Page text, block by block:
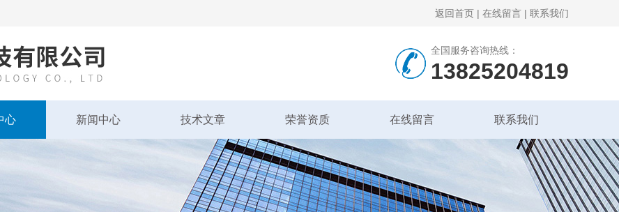
返回首页 | 在线留言 | 联系我们
全国服务咨询热线：
13825204819
心 新闻中心 技术文章 荣誉资质 在线留言 联系我们